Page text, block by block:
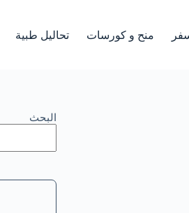
منح و كورسات تحاليل طبية
البحث